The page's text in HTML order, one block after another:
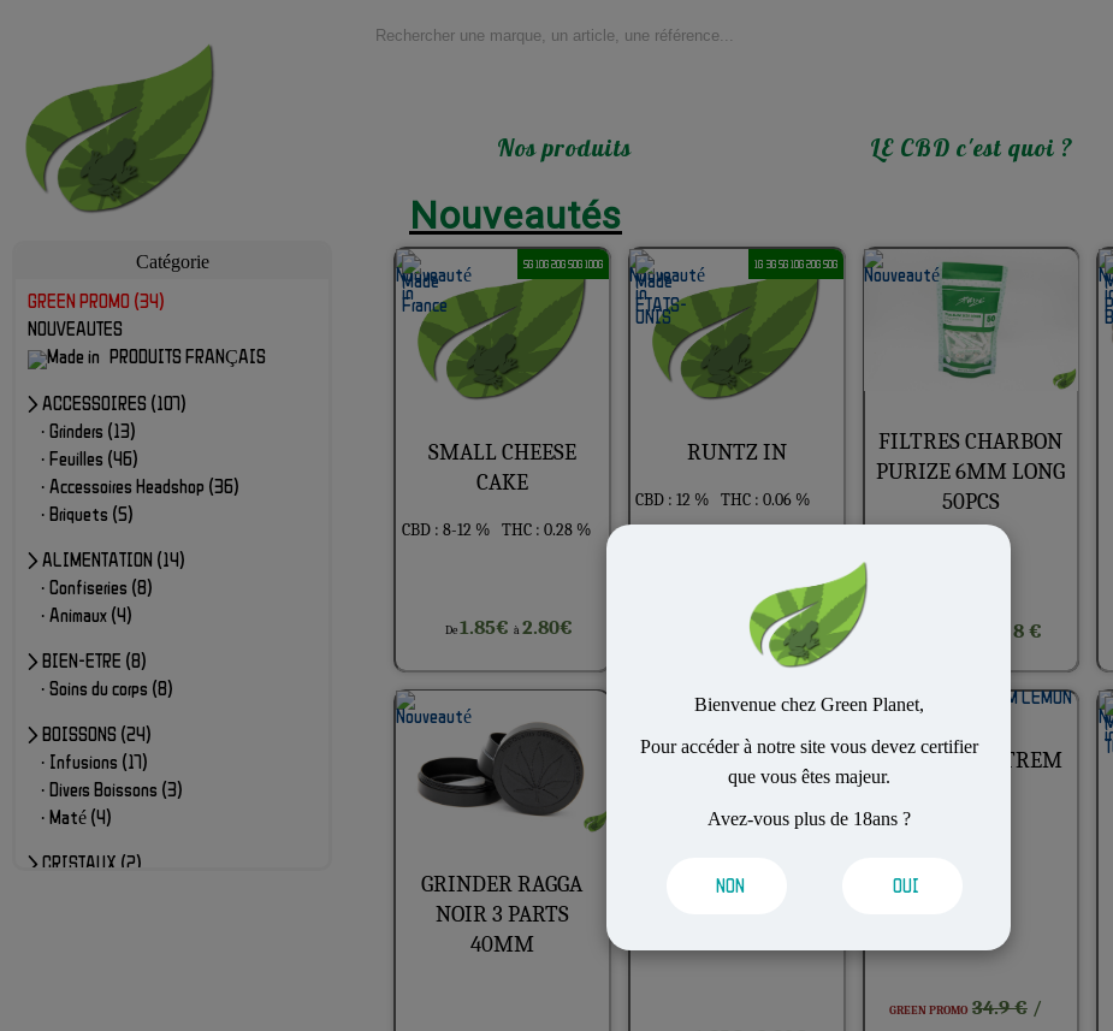
Bienvenue chez Green Planet,
Pour accéder à notre site vous devez certifier
que vous êtes majeur.
Avez-vous plus de 18ans ?
NON OUI
Nos produits LE CBD c'est quoi ?
Catégorie
GREEN PROMO (34)
NOUVEAUTES
PRODUITS FRANÇAIS
> ACCESSOIRES (107)
· Grinders (13)
· Feuilles (46)
· Accessoires Headshop (36)
· Briquets (5)
> ALIMENTATION (14)
· Confiseries (8)
· Animaux (4)
> BIEN-ETRE (8)
· Soins du corps (8)
> BOISSONS (24)
· Infusions (17)
· Divers Boissons (3)
· Maté (4)
> CRISTAUX (2)
Nouveautés
5G 10G 20G 50G 100G
SMALL CHEESE
CAKE
CBD : 8-12 % THC : 0.28 %
De1.85€à2.80€
1G 3G 5G 10G 20G 50G
RUNTZ IN
CBD : 12 %
THC : 0.06 %
à 8.50€
FILTRES CHARBON
PURIZE 6MM LONG
50PCS
8 €
GRINDER RAGGA
NOIR 3 PARTS
40MM
5G 10G 20G 50G
SMALL LEMON
CHERRY
VAPE PEN EXTREM
GREEN PROMO 34.9 €/